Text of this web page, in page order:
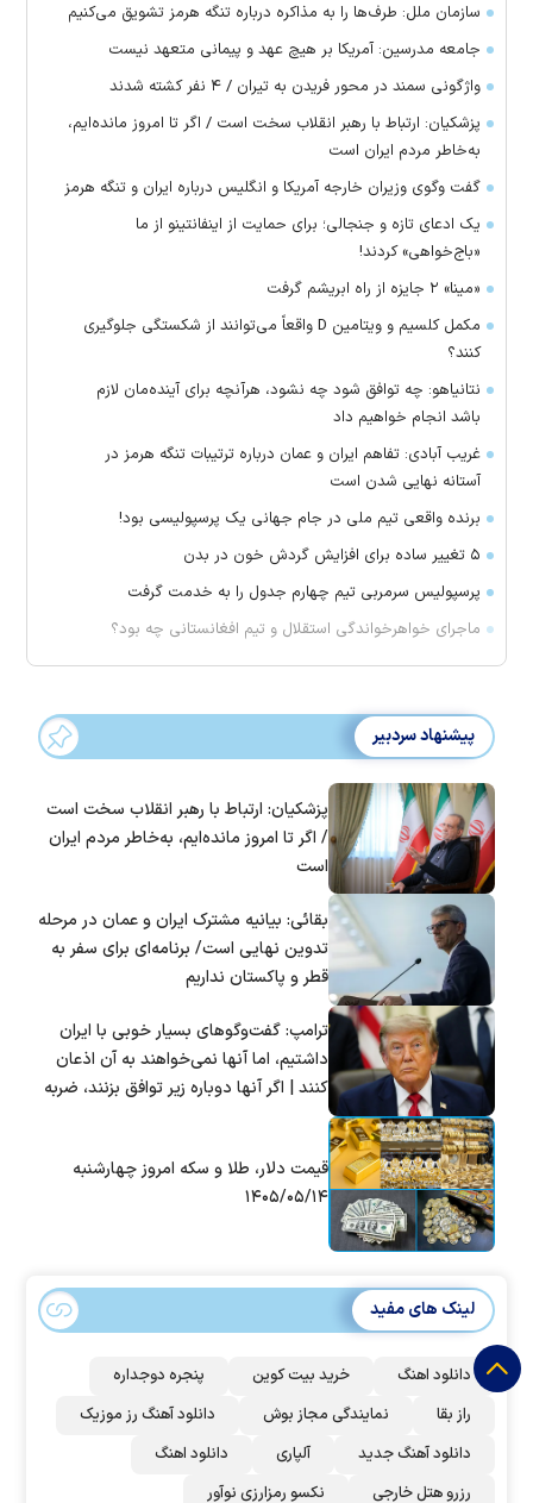
سازمان ملل: طرف‌ها را به مذاکره درباره تنگه هرمز تشویق می‌کنیم
جامعه مدرسین: آمریکا بر هیچ عهد و پیمانی متعهد نیست
واژگونی سمند در محور فریدن به تیران / ۴ نفر کشته شدند
پزشکیان: ارتباط با رهبر انقلاب سخت است / اگر تا امروز مانده‌ایم،
به‌خاطر مردم ایران است
گفت وگوی وزیران خارجه آمریکا و انگلیس درباره ایران و تنگه هرمز
یک ادعای تازه و جنجالی؛ برای حمایت از اینفانتینو از ما
«باج‌خواهی» کردند!
«مینا» ۲ جایزه از راه ابریشم گرفت
مکمل کلسیم و ویتامین D واقعاً می‌توانند از شکستگی جلوگیری
کنند؟
نتانیاهو: چه توافق شود چه نشود، هرآنچه برای آینده‌مان لازم
باشد انجام خواهیم داد
غریب آبادی: تفاهم ایران و عمان درباره ترتیبات تنگه هرمز در
آستانه نهایی شدن است
برنده واقعی تیم ملی در جام جهانی یک پرسپولیسی بود!
۵ تغییر ساده برای افزایش گردش خون در بدن
پرسپولیس سرمربی تیم چهارم جدول را به خدمت گرفت
ماجرای خواهرخواندگی استقلال و تیم افغانستانی چه بود؟
پیشنهاد سردبیر
پزشکیان: ارتباط با رهبر انقلاب سخت است
/ اگر تا امروز مانده‌ایم، به‌خاطر مردم ایران
است
بقائی: بیانیه مشترک ایران و عمان در مرحله
تدوین نهایی است/ برنامه‌ای برای سفر به
قطر و پاکستان نداریم
ترامپ: گفت‌و‌گو‌های بسیار خوبی با ایران
داشتیم، اما آنها نمی‌خواهند به آن اذعان
کنند | اگر آنها دوباره زیر توافق بزنند، ضربه
قیمت دلار، طلا و سکه امروز چهارشنبه
۱۴۰۵/۰۵/۱۴
لینک های مفید
دانلود اهنگ خرید بیت کوین
پنجره دوجداره
راز بقا
نمایندگی مجاز بوش
دانلود آهنگ رز‌ موزیک
دانلود آهنگ جدید
آلپاری
دانلود اهنگ
رزرو هتل خارجی
نکسو رمزارزی نوآور